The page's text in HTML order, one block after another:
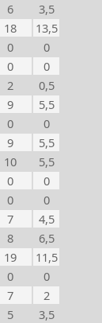
6
3,5
18
13,5
0
0
0
0
2
0,5
9
5,5
0
0
9
5,5
10
5,5
0
0
0
0
7
4,5
8
6,5
19
11,5
0
0
7
2
5
3,5